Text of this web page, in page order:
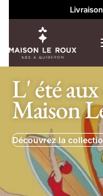
L' été
Maison
Découvrez la